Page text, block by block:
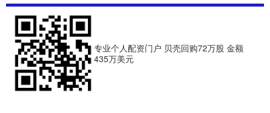
专业个人配资门户 贝壳回购72万股 金额
435万美元